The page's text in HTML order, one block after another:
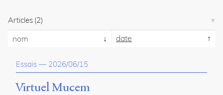
Présentation
Publier
du
site
Archipel
Articles (2)
nom date
Essais — 2026/06/15
Virtuel Mucem